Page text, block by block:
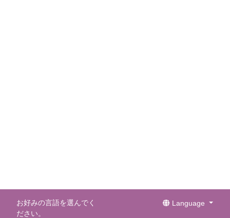
お好みの言語を選んでく
ださい。
Language